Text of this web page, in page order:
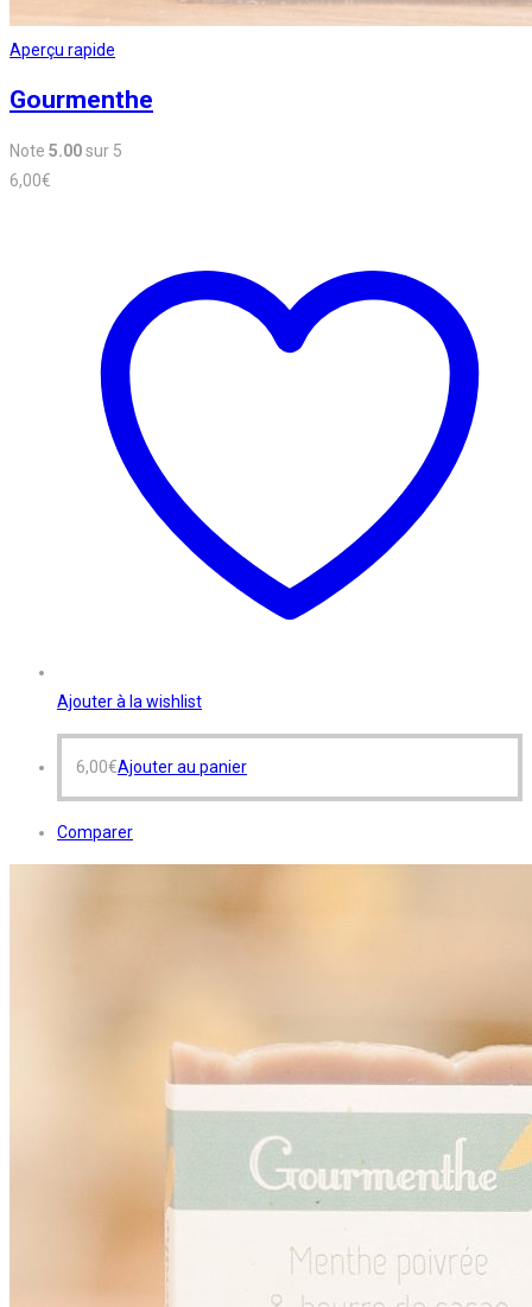
Aperçu rapide
Gourmenthe
Note 5.00sur 5
6,00€
Ajouter à la wishlist
6,00€Ajouter au panier
Comparer